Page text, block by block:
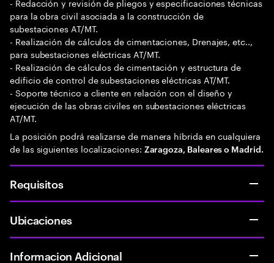
para la obra civil asociada a la construcción de
subestaciones AT/MT.
- Realización de cálculos de cimentaciones, Drenajes, etc..,
para subestaciones eléctricas AT/MT.
- Realización de cálculos de cimentación y estructura de
edificio de control de subestaciones eléctricas AT/MT.
- Soporte técnico a cliente en relación con el diseño y
ejecución de las obras civiles en subestaciones eléctricas
AT/MT.
La posición podrá realizarse de manera híbrida en cualquiera
de las siguientes localizaciones: Zaragoza, Baleares o Madrid.
Requisitos
Ubicaciones
Informacion Adicional